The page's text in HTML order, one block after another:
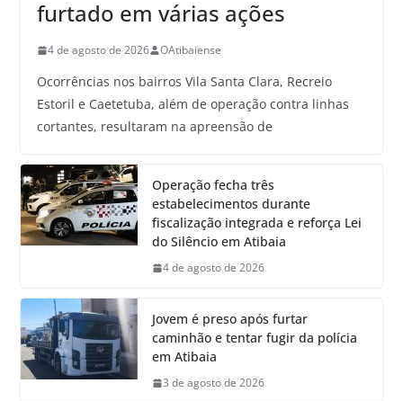
furtado em várias ações
4 de agosto de 2026 OAtibaiense
Ocorrências nos bairros Vila Santa Clara, Recreio
Estoril e Caetetuba, além de operação contra linhas
cortantes, resultaram na apreensão de
Operação fecha três
estabelecimentos durante
fiscalização integrada e reforça Lei
do Silêncio em Atibaia
4 de agosto de 2026
Jovem é preso após furtar
caminhão e tentar fugir da polícia
em Atibaia
3 de agosto de 2026